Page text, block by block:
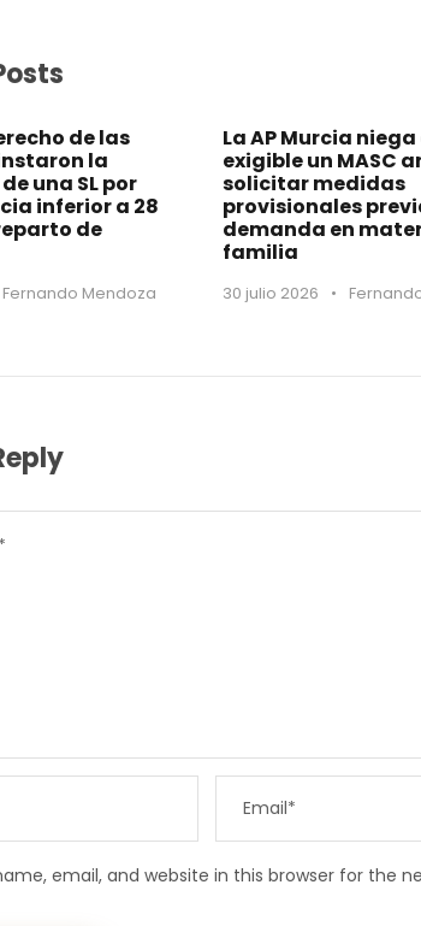
de las
la
una SL por
inferior a 28
de
Fernando Mendoza
La AP Murcia
exigible un MASC
solicitar medidas
provisionales
demanda en
familia
30 julio 2026 •
email, and website in this browser for the